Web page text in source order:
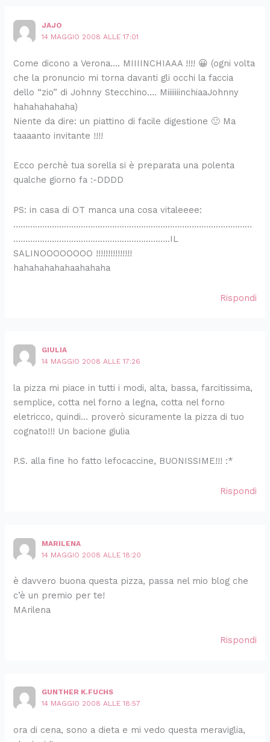
JAJO
14 MAGGIO 2008 ALLE 17:01
Come dicono a Verona…. MIIIINCHIAAA !!!! 😀 (ogni volta
che la pronuncio mi torna davanti gli occhi la faccia
dello “zio” di Johnny Stecchino…. MiiiiiiinchiaaJohnny
hahahahahaha)
Niente da dire: un piattino di facile digestione 🙂 Ma
taaaanto invitante !!!!
Ecco perchè tua sorella si è preparata una polenta
qualche giorno fa :-DDDD
PS: in casa di OT manca una cosa vitaleeee:
………………………………………………………………………………………
………………………………………………………..IL
SALINOOOOOOOO !!!!!!!!!!!!!!!
hahahahahahaahahaha
Rispondi
GIULIA
14 MAGGIO 2008 ALLE 17:26
la pizza mi piace in tutti i modi, alta, bassa, farcitissima,
semplice, cotta nel forno a legna, cotta nel forno
eletricco, quindi… proverò sicuramente la pizza di tuo
cognato!!! Un bacione giulia
P.S. alla fine ho fatto lefocaccine, BUONISSIME!!! :*
Rispondi
MARILENA
14 MAGGIO 2008 ALLE 18:20
è davvero buona questa pizza, passa nel mio blog che
c’è un premio per te!
MArilena
Rispondi
GUNTHER K.FUCHS
14 MAGGIO 2008 ALLE 18:57
ora di cena, sono a dieta e mi vedo questa meraviglia,